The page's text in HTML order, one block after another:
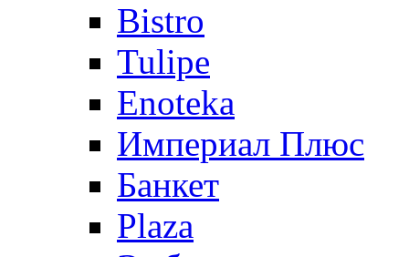
Bistro
Tulipe
Enoteka
Империал Плюс
Банкет
Plaza